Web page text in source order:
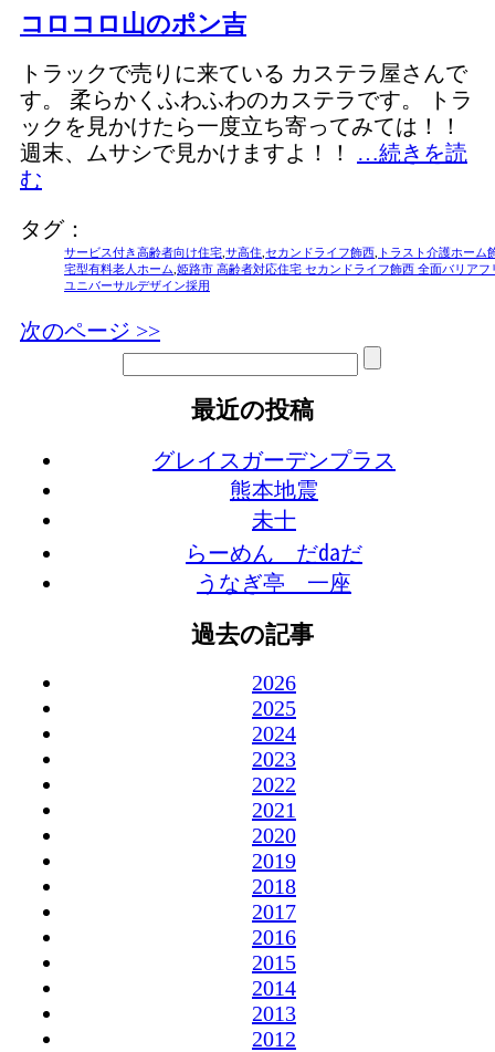
コロコロ山のポン吉
トラックで売りに来ている カステラ屋さんで
す。 柔らかくふわふわのカステラです。 トラ
ックを見かけたら一度立ち寄ってみては！！
週末、ムサシで見かけますよ！！ …続きを読
む
タグ：
サービス付き高齢者向け住宅 サ高住 セカンドライフ飾西 トラスト介護ホーム
宅型有料老人ホーム 姫路市 高齢者対応住宅 セカンドライフ飾西 全面バリアフ
ユニバーサルデザイン採用
次のページ >>
最近の投稿
グレイスガーデンプラス
熊本地震
未十
らーめん だ㍲だ
うなぎ亭 一座
過去の記事
2026
2025
2024
2023
2022
2021
2020
2019
2018
2017
2016
2015
2014
2013
2012